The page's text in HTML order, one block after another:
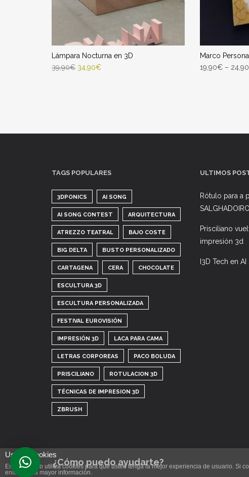
Lámpara Nocturna en 3D
39,90€ 34,90€
Marco
19,90€ – 24,90
TAGS POPULARES
3DPONICS AI SONG
AI SONG CONTEST ARQUITECTURA
ATREZZO TEATRAL BAJO COSTE
BIG DELTA BUSTO PERSONALIZADO
CARTAGENA CERA CHOCOLATE
ESCULTURA 3D
ESCULTURA PERSONALIZADA
FESTIVAL EUROVISIÓN
IMPRESIÓN 3D LACA PARA CAMA
LETRAS CORPOREAS PACO BOLUDA
PRISCILIANO ROTULACION 3D
TÉCNICAS DE IMPRESION 3D
ZBRUSH
ULTIMOS
Rótulo para a
SALGHADOIRO
Prisciliano
impresión 3d
I3D Tech en
Uso de cookies
Este sitio web utiliza cookies para que usted tenga la mejor experiencia de usuario. Si
enlace para mayor información.
¿Cómo puedo ayudarte?